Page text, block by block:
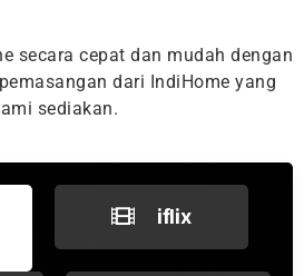
secara cepat dan mudah dengan
dari IndiHome yang
sediakan.
iflix